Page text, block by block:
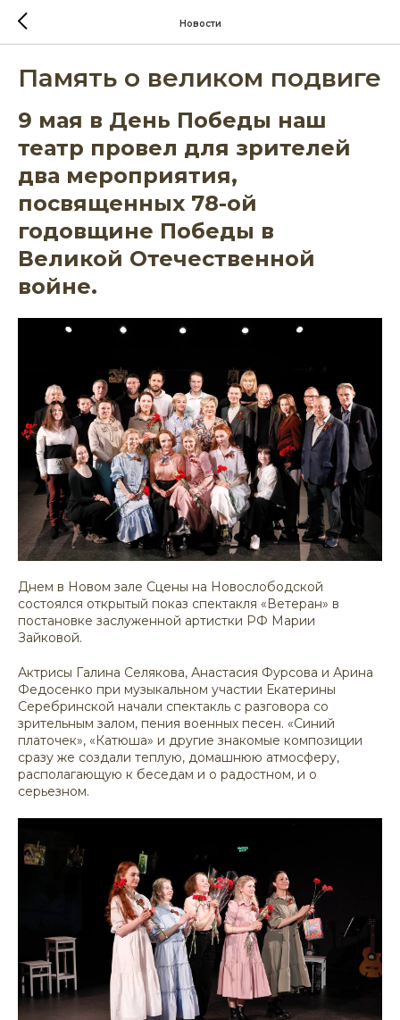
Новости
Память о великом подвиге
9 мая в День Победы наш
театр провел для зрителей
два мероприятия,
посвященных 78-ой
годовщине Победы в
Великой Отечественной
войне.
Днем в Новом зале Сцены на Новослободской
состоялся открытый показ спектакля «Ветеран» в
постановке заслуженной артистки РФ Марии
Зайковой.
Актрисы Галина Селякова, Анастасия Фурсова и Арина
Федосенко при музыкальном участии Екатерины
Серебринской начали спектакль с разговора со
зрительным залом, пения военных песен. «Синий
платочек», «Катюша» и другие знакомые композиции
сразу же создали теплую, домашнюю атмосферу,
располагающую к беседам и о радостном, и о
серьезном.